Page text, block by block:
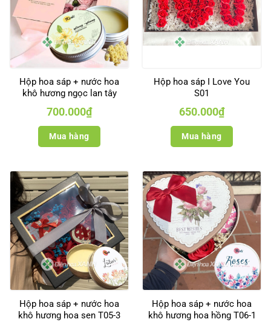
Hộp hoa sáp + nước hoa
khô hương ngọc lan tây
700.000₫
Mua hàng
Hộp hoa sáp I Love You
S01
650.000₫
Mua hàng
Hộp hoa sáp + nước hoa
khô hương hoa sen T05-3
Hộp hoa sáp + nước hoa
khô hương hoa hồng T06-1